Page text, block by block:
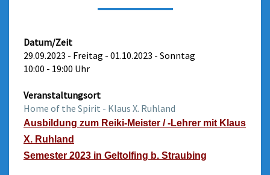
Datum/Zeit
29.09.2023 - Freitag - 01.10.2023 - Sonntag
10:00 - 19:00 Uhr
Veranstaltungsort
Home of the Spirit - Klaus X. Ruhland
Ausbildung zum Reiki-Meister / -Lehrer mit Klaus
X. Ruhland
Semester 2023 in Geltolfing b. Straubing